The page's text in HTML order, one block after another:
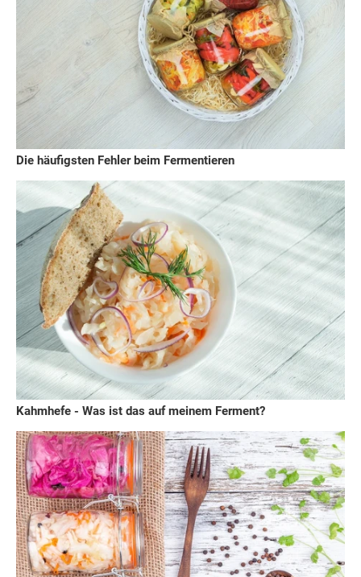
Die häufigsten Fehler beim Fermentieren
Kahmhefe - Was ist das auf meinem Ferment?